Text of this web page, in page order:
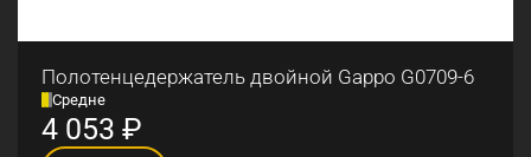
Полотенцедержатель двойной Gappo G0709-6
Средне
4 053 ₽